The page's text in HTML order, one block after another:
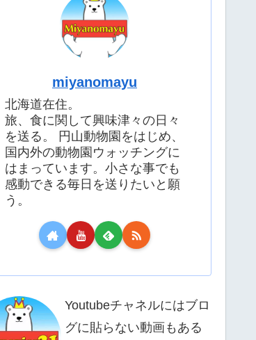
miyanomayu
北海道在住。
旅、食に関して興味津々の日々
を送る。 円山動物園をはじめ、
国内外の動物園ウォッチングに
はまっています。小さな事でも
感動できる毎日を送りたいと願
う。
Youtubeチャネルにはブロ
グに貼らない動画もある